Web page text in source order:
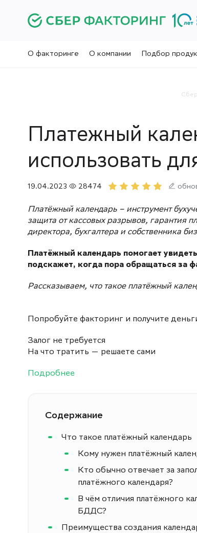
О факторинге О компании Подбор
Платежный
использовать
19.04.2023 28474
Платёжный календарь – инструмент
защита от кассовых разрывов, гарантия
директора, бухгалтера и собственника
Платёжный календарь помогает
подскажет, когда пора обращаться за
Рассказываем, что такое платёжный
Попробуйте факторинг и получите
Залог не требуется
На что тратить — решаете сами
Подробнее
Содержание
Что такое платёжный календарь
Кому нужен платёжный
Кто обычно отвечает за
платёжного календаря?
В чём отличия платёжного
БДДС?
Преимущества создания